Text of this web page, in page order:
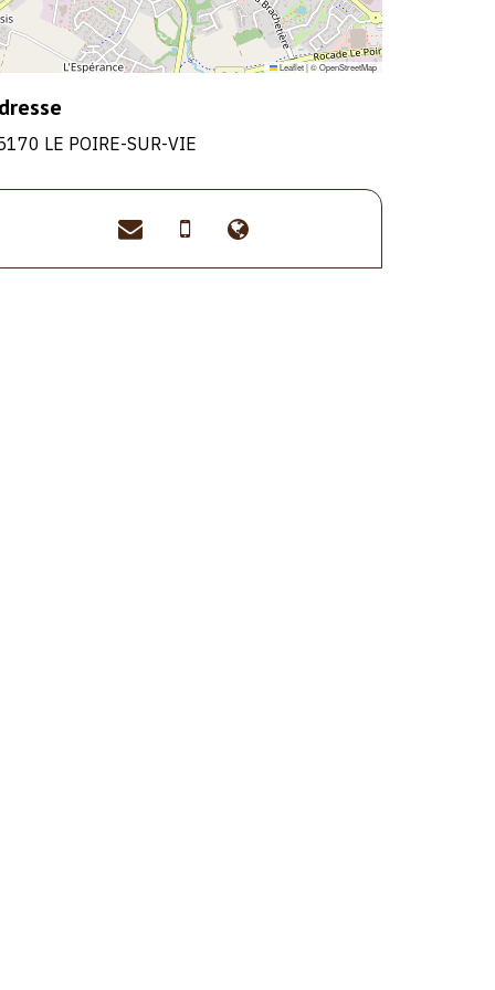
Leaflet|©OpenStreetMap
LE POIRE-SUR-VIE
contact@le-
fief-
>06
20
>https://www.le-
fief-